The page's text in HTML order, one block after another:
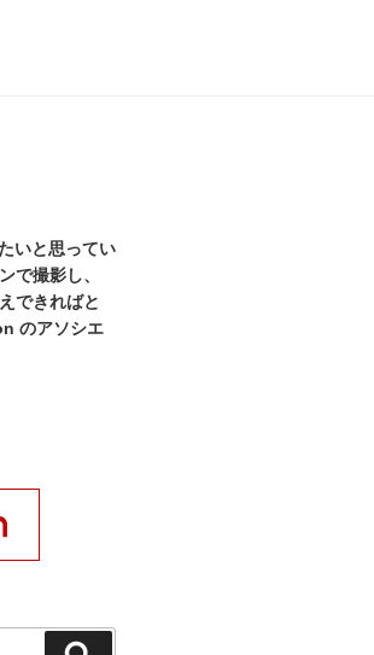
いと思ってい
で撮影し、
できればと
のアソシエ